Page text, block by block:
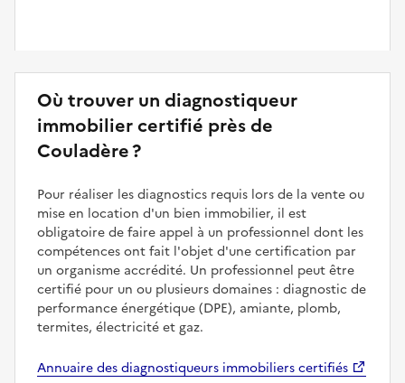
Où trouver un diagnostiqueur
immobilier certifié près de
Couladère ?
Pour réaliser les diagnostics requis lors de la vente ou
mise en location d'un bien immobilier, il est
obligatoire de faire appel à un professionnel dont les
compétences ont fait l'objet d'une certification par
un organisme accrédité. Un professionnel peut être
certifié pour un ou plusieurs domaines : diagnostic de
performance énergétique (DPE), amiante, plomb,
termites, électricité et gaz.
Annuaire des diagnostiqueurs immobiliers certifiés